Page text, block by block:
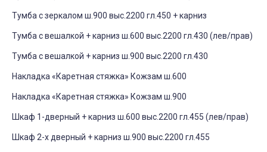
Тумба с зеркалом ш.900 выс.2200 гл.450 + карниз
Тумба с вешалкой + карниз ш.600 выс.2200 гл.430 (лев/прав)
Тумба с вешалкой + карниз ш.900 выс.2200 гл.430
Накладка «Каретная стяжка» Кожзам ш.600
Накладка «Каретная стяжка» Кожзам ш.900
Шкаф 1-дверный + карниз ш.600 выс.2200 гл.455 (лев/прав)
Шкаф 2-х дверный + карниз ш.900 выс.2200 гл.455